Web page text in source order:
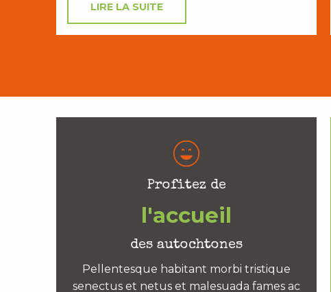
LIRE LA SUITE
Profitez de
l'accueil
des autochtones
Pellentesque habitant morbi tristique
senectus et netus et malesuada fames ac